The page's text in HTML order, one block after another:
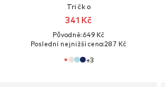
Tričko
341 Kč
Původně: 649 Kč
Poslední nejnižší cena:287 Kč
+3